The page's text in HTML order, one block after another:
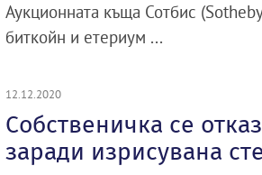
Аукционната къща Сотбис
биткойн и етериум ...
12.12.2020
Собственичка се
заради изрисувана